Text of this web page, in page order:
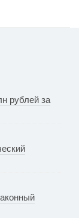
рублей за